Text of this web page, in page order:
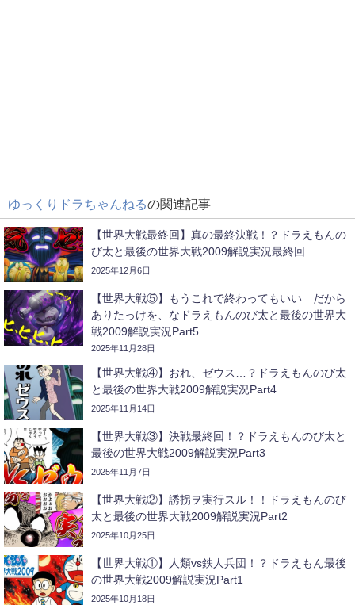
ゆっくりドラちゃんねるの関連記事
【世界大戦最終回】真の最終決戦！？ドラえもんの
び太と最後の世界大戦2009解説実況最終回
2025年12月6日
【世界大戦⑤】もうこれで終わってもいい だから
ありたっけを、なドラえもんのび太と最後の世界大
戦2009解説実況Part5
2025年11月28日
【世界大戦④】おれ、ゼウス…？ドラえもんのび太
と最後の世界大戦2009解説実況Part4
2025年11月14日
【世界大戦③】決戦最終回！？ドラえもんのび太と
最後の世界大戦2009解説実況Part3
2025年11月7日
【世界大戦②】誘拐ヲ実行スル！！ドラえもんのび
太と最後の世界大戦2009解説実況Part2
2025年10月25日
【世界大戦①】人類vs鉄人兵団！？ドラえもん最後
の世界大戦2009解説実況Part1
2025年10月18日